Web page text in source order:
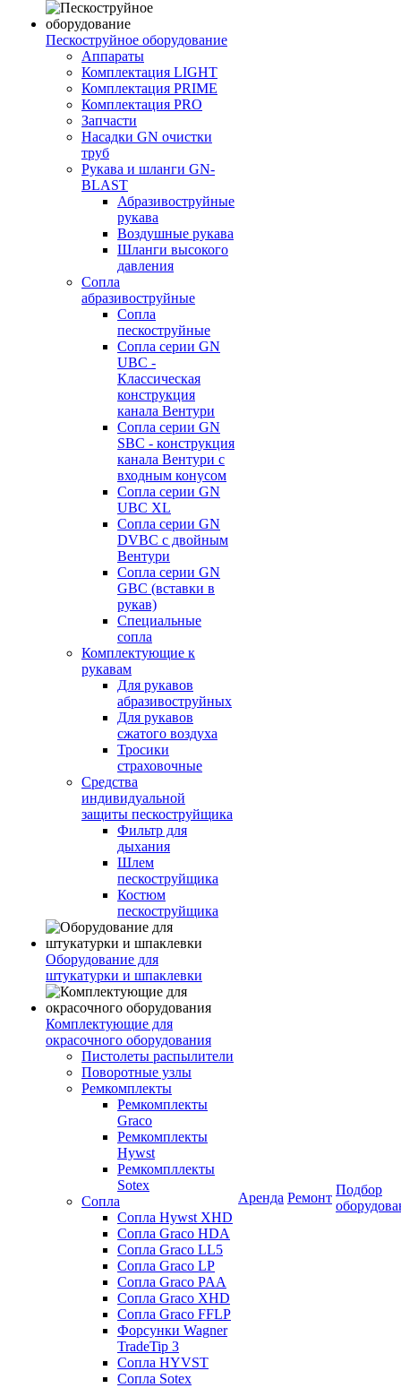
Пескоструйное оборудование
Аппараты
Комплектация LIGHT
Комплектация PRIME
Комплектация PRO
Запчасти
Насадки GN очистки
труб
Рукава и шланги GN-
BLAST
Абразивоструйные
рукава
Воздушные рукава
Шланги высокого
давления
Сопла
абразивоструйные
Сопла
пескоструйные
Сопла серии GN
UBC -
Классическая
конструкция
канала Вентури
Сопла серии GN
SBC - конструкция
канала Вентури c
входным конусом
Сопла серии GN
UBC XL
Сопла серии GN
DVBC с двойным
Вентури
Сопла серии GN
GBC (вставки в
рукав)
Специальные
сопла
Комплектующие к
рукавам
Для рукавов
абразивоструйных
Для рукавов
сжатого воздуха
Тросики
страховочные
Средства
индивидуальной
защиты пескоструйщика
Фильтр для
дыхания
Шлем
пескоструйщика
Костюм
пескоструйщика
Оборудование для
штукатурки и шпаклевки
Комплектующие для
окрасочного оборудования
Пистолеты распылители
Поворотные узлы
Ремкомплекты
Ремкомплекты
Graco
Ремкомплекты
Hywst
Ремкомпллекты
Sotex
Сопла
Сопла Hywst XHD
Сопла Graco HDA
Сопла Graco LL5
Сопла Graco LP
Сопла Graco PAA
Сопла Graco XHD
Сопла Graco FFLP
Форсунки Wagner
TradeTip 3
Сопла HYVST
Сопла Sotex
Аренда Ремонт
Подбор